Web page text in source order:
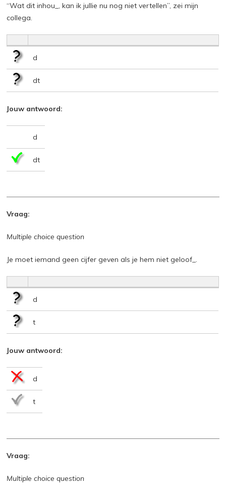
“Wat dit inhou_, kan ik jullie nu nog niet vertellen”, zei mijn
collega.
d
dt
Jouw antwoord:
d
dt
Vraag:
Multiple choice question
Je moet iemand geen cijfer geven als je hem niet geloof_.
d
t
Jouw antwoord:
d
t
Vraag:
Multiple choice question